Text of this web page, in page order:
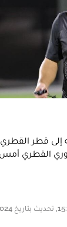
قطر القطري
القطري